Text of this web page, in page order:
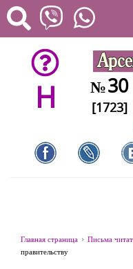
H №30
[1723]
Главная страница Письма
правительству